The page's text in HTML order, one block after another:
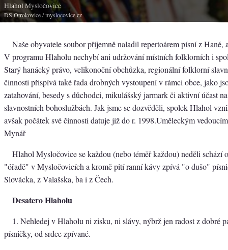
Hlahol Mysločovice
DS Otrokovice/ myslocovice.cz
Naše obyvatele soubor příjemně naladil repertoárem písní z Hané,
V programu Hlaholu nechybí ani udržování místních folklorních i
Starý hanácký právo, velikonoční obchůzka, regionální folklorní
činnosti přispívá také řada drobných vystoupení v rámci obce, jako
zatahování, besedy s důchodci, mikulášský jarmark či aktivní účast
slavnostních bohoslužbách. Jak jsme se dozvěděli, spolek Hlahol
avšak počátek své činnosti datuje již do r. 1998.Uměleckým
Mynář
Hlahol Mysločovice se každou (nebo téměř každou) neděli schází
"óřadě" v Mysločovicích a kromě pití ranní kávy zpívá "o dušo"
Slovácka, z Valašska, ba i z Čech.
Desatero Hlaholu
1. Nehledej v Hlaholu ni zisku, ni slávy, nýbrž jen radost z dobré
písničky, od srdce zpívané.